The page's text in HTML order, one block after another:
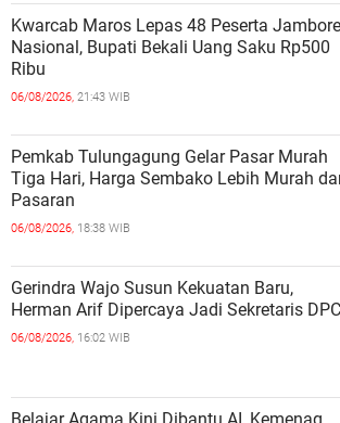
Kwarcab Maros Lepas 48 Peserta Jambore
Nasional, Bupati Bekali Uang Saku Rp500
Ribu
06/08/2026, 21:43 WIB
Pemkab Tulungagung Gelar Pasar Murah
Tiga Hari, Harga Sembako Lebih Murah
Pasaran
06/08/2026, 18:38 WIB
Gerindra Wajo Susun Kekuatan Baru,
Herman Arif Dipercaya Jadi Sekretaris DPC
06/08/2026, 16:02 WIB